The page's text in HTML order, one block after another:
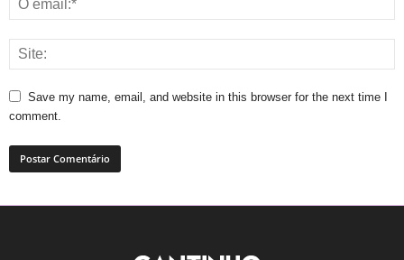
Save my name, email, and website in this browser for the next time I
comment.